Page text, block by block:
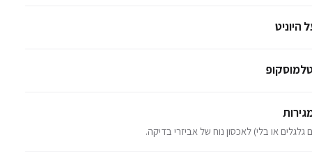
היוניט
או בלי) לאכסון נוח של אביזרי בדיקה.